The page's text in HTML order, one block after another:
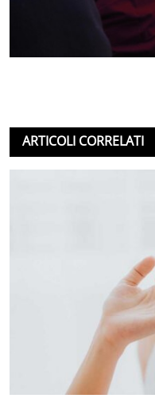
ARTICOLI CORRELATI